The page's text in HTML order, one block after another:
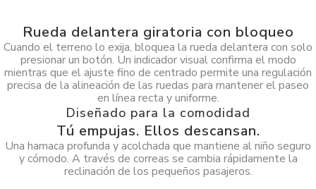
Rueda delantera giratoria con bloqueo
Cuando el terreno lo exija, bloquea la rueda delantera con solo
presionar un botón. Un indicador visual confirma el modo
mientras que el ajuste fino de centrado permite una regulación
precisa de la alineación de las ruedas para mantener el paseo
en línea recta y uniforme.
Diseñado para la comodidad
Tú empujas. Ellos descansan.
Una hamaca profunda y acolchada que mantiene al niño seguro
y cómodo. A través de correas se cambia rápidamente la
reclinación de los pequeños pasajeros.